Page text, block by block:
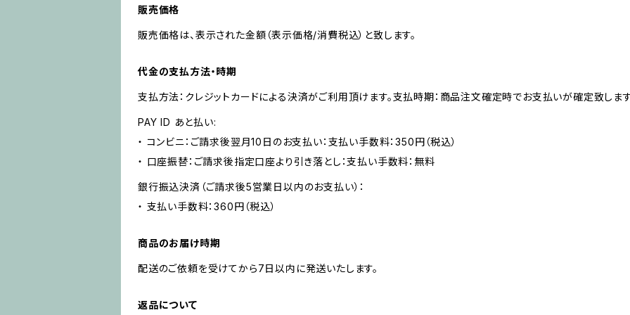
販売価格
販売価格は、表示された金額（表示価格/消費税込）と致します。
代金の支払方法・時期
支払方法：クレジットカードによる決済がご利用頂けます。支払時期：商品注文確定時でお支払いが確定致します
PAY ID あと払い:
・ コンビニ：ご請求後翌月10日のお支払い：支払い手数料：350円（税込）
・ 口座振替：ご請求後指定口座より引き落とし：支払い手数料：無料
銀行振込決済（ご請求後5営業日以内のお支払い）：
・ 支払い手数料：360円（税込）
商品のお届け時期
配送のご依頼を受けてから7日以内に発送いたします。
返品について